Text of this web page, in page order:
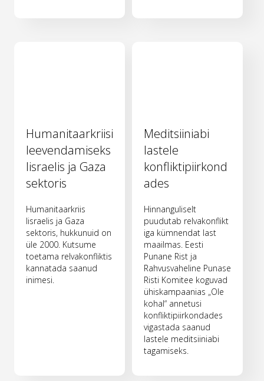
Humanitaarkriisi
leevendamiseks
Iisraelis ja Gaza
sektoris
Humanitaarkriis
Iisraelis ja Gaza
sektoris, hukkunuid on
üle 2000. Kutsume
toetama relvakonfliktis
kannatada saanud
inimesi.
Meditsiiniabi
lastele
konfliktipiirkond
ades
Hinnanguliselt
puudutab relvakonflikt
iga kümnendat last
maailmas. Eesti
Punane Rist ja
Rahvusvaheline Punase
Risti Komitee koguvad
ühiskampaanias „Ole
kohal“ annetusi
konfliktipiirkondades
vigastada saanud
lastele meditsiiniabi
tagamiseks.